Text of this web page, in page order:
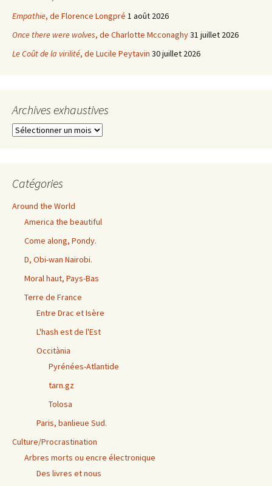
Empathie, de Florence Longpré 1 août 2026
Once there were wolves, de Charlotte Mcconaghy31 juillet 2026
Le Coût de la virilité, de Lucile Peytavin 30 juillet 2026
Archives exhaustives
Archives
Catégories
Around the World
America the beautiful
Come along, Pondy.
D, Obi-wan Nairobi.
Moral haut, Pays-Bas
Terre de France
Entre Drac et Isère
L'hash est de l'Est
Occitània
Pyrénées-Atlantide
tarn.gz
Tolosa
Paris, banlieue Sud.
Culture/Procrastination
Arbres morts ou encre électronique
Des livres et nous